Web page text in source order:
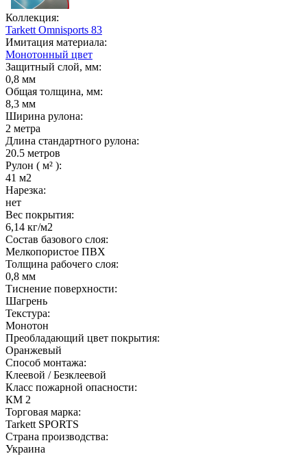
Коллекция:
Tarkett Omnisports 83
Имитация материала:
Монотонный цвет
Защитный слой, мм:
0,8 мм
Общая толщина, мм:
8,3 мм
Ширина рулона:
2 метра
Длина стандартного рулона:
20.5 метров
Рулон ( м² ):
41 м2
Нарезка:
нет
Вес покрытия:
6,14 кг/м2
Состав базового слоя:
Мелкопористое ПВХ
Толщина рабочего слоя:
0,8 мм
Тиснение поверхности:
Шагрень
Текстура:
Монотон
Преобладающий цвет покрытия:
Оранжевый
Способ монтажа:
Клеевой / Безклеевой
Класс пожарной опасности:
КМ 2
Торговая марка:
Tarkett SPORTS
Страна производства:
Украина